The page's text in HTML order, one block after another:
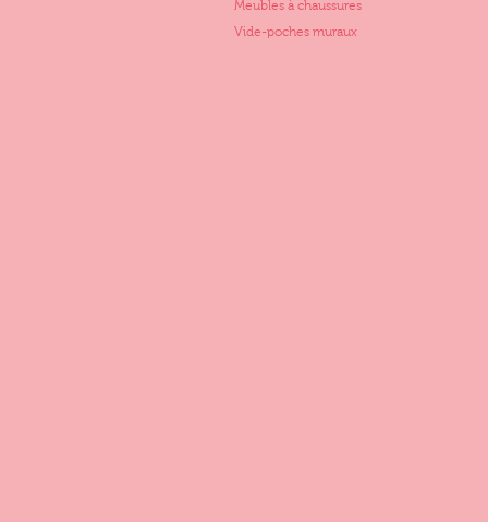
Meubles à chaussures
Vide-poches muraux